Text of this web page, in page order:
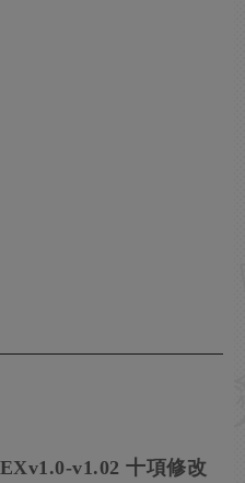
v1.02 十項修改